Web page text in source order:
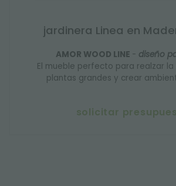
jardinera Linea en
AMOR WOOD LINE - diseño
El mueble perfecto para realzar la
plantas grandes y crear
solicitar